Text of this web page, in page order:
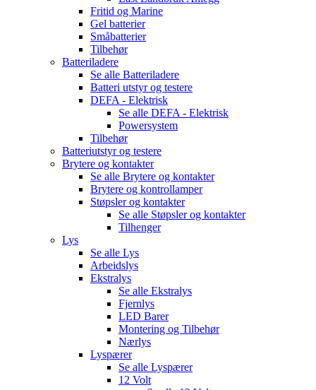
Fritid og Marine
Gel batterier
Småbatterier
Tilbehør
Batteriladere
Se alle Batteriladere
Batteri utstyr og testere
DEFA - Elektrisk
Se alle DEFA - Elektrisk
Powersystem
Tilbehør
Batteriutstyr og testere
Brytere og kontakter
Se alle Brytere og kontakter
Brytere og kontrollamper
Støpsler og kontakter
Se alle Støpsler og kontakter
Tilhenger
Lys
Se alle Lys
Arbeidslys
Ekstralys
Se alle Ekstralys
Fjernlys
LED Barer
Montering og Tilbehør
Nærlys
Lyspærer
Se alle Lyspærer
12 Volt